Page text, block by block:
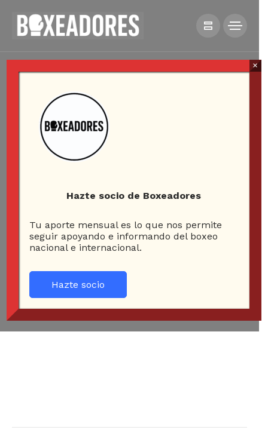
Hazte socio de Boxeadores
Tu aporte mensual es lo que nos permite
seguir apoyando e informando del boxeo
nacional e internacional.
Hazte socio
×